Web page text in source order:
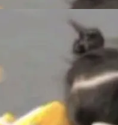
新的发
版维基百
Groki
生成内
科网站
现，无论
、写 R
、
翻译文
：
Iceb
的那一